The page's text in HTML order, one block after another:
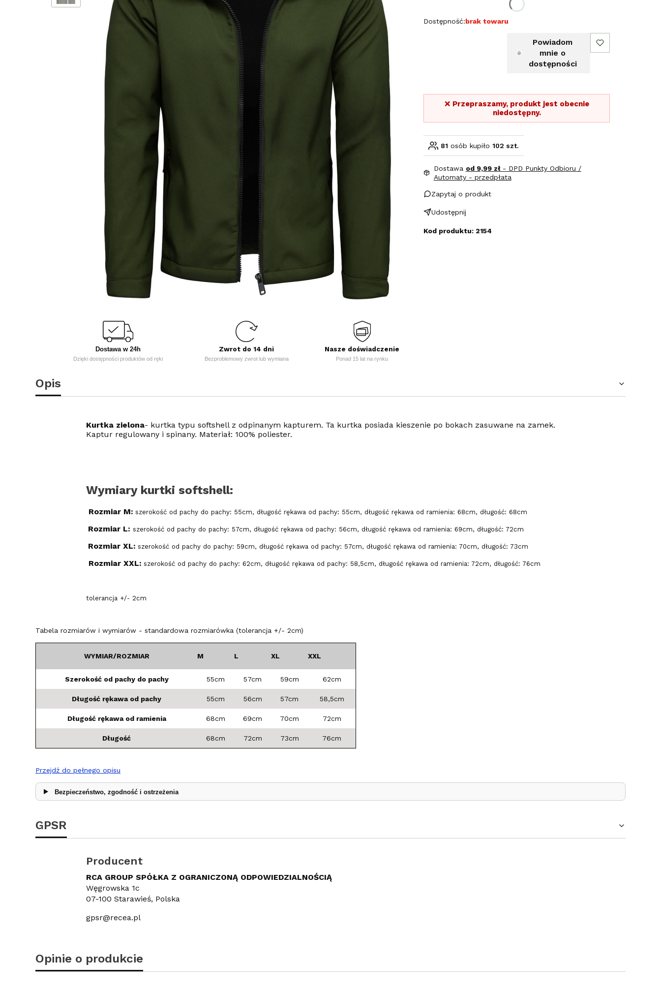
Dostawa w 24h
Dzięki dostępności produktów od ręki
Zwrot do 14 dni
Bezproblemowy zwrot lub wymiana
Nasze doświadczenie
Ponad 15 lat na rynku
Dostępność:brak towaru
Powiadom
mnie o
dostępności
❌ Przepraszamy, produkt jest obecnie
niedostępny.
81 osób kupiło102 szt.
Dostawa od 9,99 zł - DPD Punkty Odbioru /
Automaty - przedpłata
Zapytaj o produkt
Udostępnij
Kod produktu: 2154
Opis
Kurtka zielona- kurtka typu softshell z odpinanym kapturem. Ta kurtka posiada kieszenie po bokach zasuwane na zamek.
Kaptur regulowany i spinany. Materiał: 100% poliester.
Wymiary kurtki softshell:
Rozmiar M: szerokość od pachy do pachy: 55cm, długość rękawa od pachy: 55cm, długość rękawa od ramienia: 68cm, długość: 68cm
Rozmiar L: szerokość od pachy do pachy: 57cm, długość rękawa od pachy: 56cm, długość rękawa od ramienia: 69cm, długość: 72cm
Rozmiar XL: szerokość od pachy do pachy: 59cm, długość rękawa od pachy: 57cm, długość rękawa od ramienia: 70cm, długość: 73cm
Rozmiar XXL: szerokość od pachy do pachy: 62cm, długość rękawa od pachy: 58,5cm, długość rękawa od ramienia: 72cm, długość: 76cm
tolerancja +/- 2cm
Tabela rozmiarów i wymiarów - standardowa rozmiarówka (tolerancja +/- 2cm)
WYMIAR/ROZMIAR M L XL XXL
Szerokość od pachy do pachy 55cm 57cm 59cm 62cm
Długość rękawa od pachy 55cm 56cm 57cm 58,5cm
Długość rękawa od ramienia 68cm 69cm 70cm 72cm
Długość 68cm 72cm 73cm 76cm
Przejdź do pełnego opisu
Bezpieczeństwo, zgodność i ostrzeżenia
GPSR
Producent
RCA GROUP SPÓŁKA Z OGRANICZONĄ ODPOWIEDZIALNOŚCIĄ
Węgrowska 1c
07-100 Starawieś, Polska
gpsr@recea.pl
Opinie o produkcie